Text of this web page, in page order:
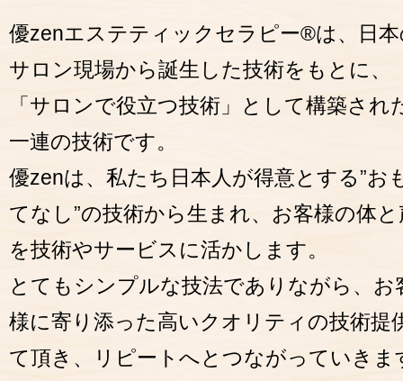
優zenエステティックセラピー®は、日
サロン現場から誕生した技術をもとに、
「サロンで役立つ技術」として構築され
一連の技術です。
優zenは、私たち日本人が得意とする”お
てなし”の技術から生まれ、お客様の体と
を技術やサービスに活かします。
とてもシンプルな技法でありながら、お
様に寄り添った高いクオリティの技術提
て頂き、リピートへとつながっていきま